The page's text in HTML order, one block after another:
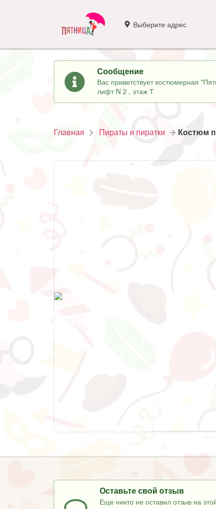
Выберите адрес
Сообщение
Вас приветствует костюмерная
лифт N 2 , этаж Т
Главная Пираты и пиратки Костюм
Оставьте свой отзыв
Еще никто не оставил отзыв на